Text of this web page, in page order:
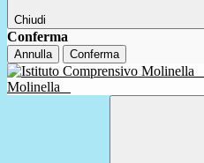
Chiudi
Conferma
Annulla Conferma
Molinella